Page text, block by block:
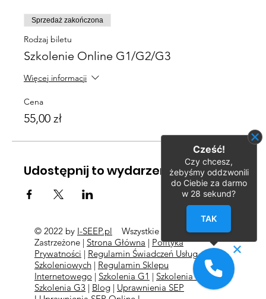
Sprzedaż zakończona
Rodzaj biletu
Szkolenie Online G1/G2/G3
Więcej informacji
Cena
55,00 zł
Udostępnij to wydarzenie
© 2022 by I-SEEP.pl
Wszystkie Prawa
Zastrzeżone | Strona Główna | Polityka
Prywatności | Regulamin Świadczeń Usług
Szkoleniowych| Regulamin Sklepu
Internetowego | Szkolenia G1 | Szkolenia G2
l
Szkolenia G3 | Blog| Uprawnienia SEP
Cześć!
Czy chcesz,
żebyśmy oddzwonili
do Ciebie za darmo
w 28 sekund?
TAK